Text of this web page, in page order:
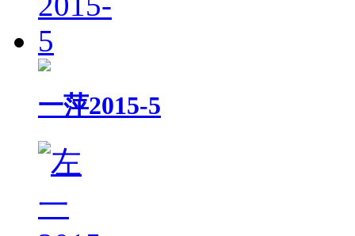
一萍2015-5